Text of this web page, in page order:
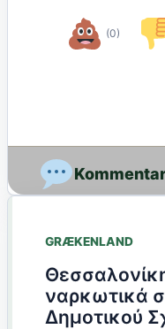
(0)
GRÆKENLAND
ναρκωτικά
Δημοτικού